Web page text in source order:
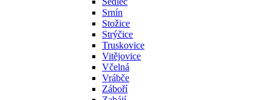
Srnín
Stožice
Strýčice
Truskovice
Vitějovice
Včelná
Vrábče
Záboří